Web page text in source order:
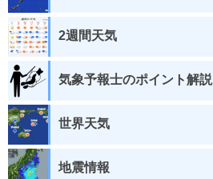
2週間天気
気象予報士のポイント解説
世界天気
地震情報